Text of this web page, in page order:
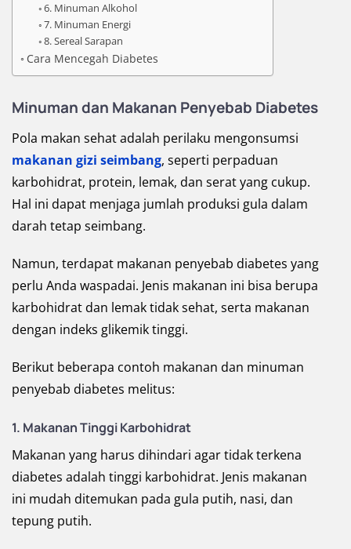
6. Minuman Alkohol
7. Minuman Energi
8. Sereal Sarapan
Cara Mencegah Diabetes
Minuman dan Makanan Penyebab Diabetes
Pola makan sehat adalah perilaku mengonsumsi
makanan gizi seimbang, seperti perpaduan
karbohidrat, protein, lemak, dan serat yang cukup.
Hal ini dapat menjaga jumlah produksi gula dalam
darah tetap seimbang.
Namun, terdapat makanan penyebab diabetes yang
perlu Anda waspadai. Jenis makanan ini bisa berupa
karbohidrat dan lemak tidak sehat, serta makanan
dengan indeks glikemik tinggi.
Berikut beberapa contoh makanan dan minuman
penyebab diabetes melitus:
1. Makanan Tinggi Karbohidrat
Makanan yang harus dihindari agar tidak terkena
diabetes adalah tinggi karbohidrat. Jenis makanan
ini mudah ditemukan pada gula putih, nasi, dan
tepung putih.